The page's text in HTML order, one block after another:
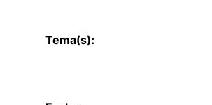
Tema(s):